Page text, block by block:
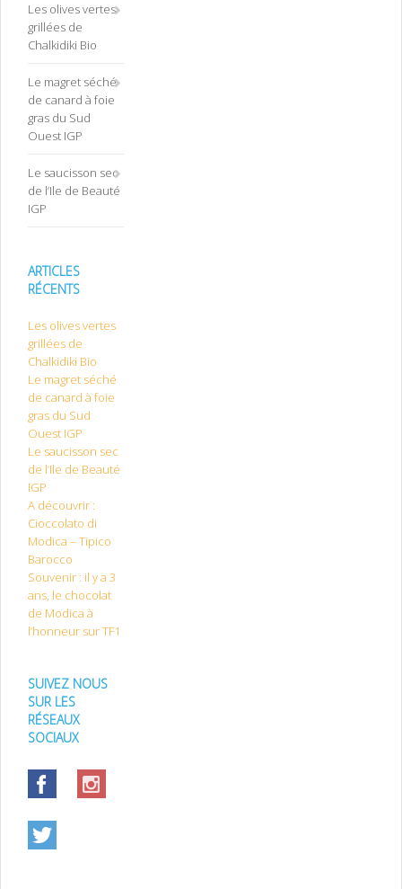
Les olives vertes
grillées de
Chalkidiki Bio
Le magret séché
de canard à foie
gras du Sud
Ouest IGP
Le saucisson sec
de l’Ile de Beauté
IGP
ARTICLES
RÉCENTS
Les olives vertes
grillées de
Chalkidiki Bio
Le magret séché
de canard à foie
gras du Sud
Ouest IGP
Le saucisson sec
de l’Ile de Beauté
IGP
A découvrir :
Cioccolato di
Modica – Tipico
Barocco
Souvenir : il y a 3
ans, le chocolat
de Modica à
l’honneur sur TF1
SUIVEZ NOUS
SUR LES
RÉSEAUX
SOCIAUX